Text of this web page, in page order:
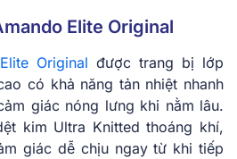
Elite Original
Original được trang bị lớp
có khả năng tản nhiệt nhanh
giác nóng lưng khi nằm lâu.
kim Ultra Knitted thoáng khí,
giác dễ chịu ngay từ khi tiếp